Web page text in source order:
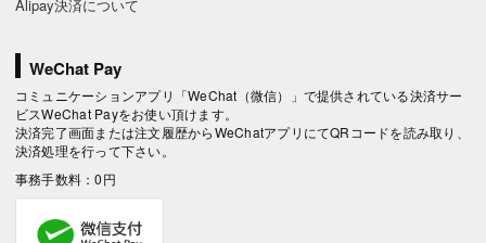
Alipay決済について
WeChat Pay
コミュニケーションアプリ「WeChat（微信）」で提供されている決済サー
ビスWeChat Payをお使い頂けます。
決済完了画面または注文履歴からWeChatアプリにてQRコードを読み取り、
決済処理を行って下さい。
事務手数料：0円